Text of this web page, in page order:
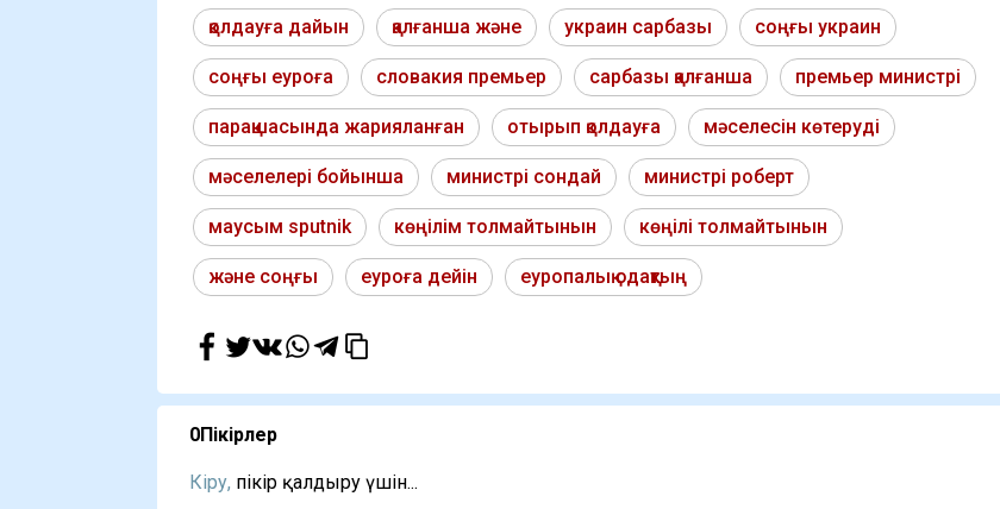
қолдауға дайын қалғанша және украин сарбазы соңғы украин
соңғы еуроға словакия премьер сарбазы қалғанша премьер министрі
парақшасында жарияланған отырып қолдауға мәселесін көтеруді
мәселелері бойынша министрі сондай министрі роберт
маусым sputnik көңілім толмайтынын көңілі толмайтынын
және соңғы еуроға дейін еуропалық одақтың
0Пікірлер
Кіру, пікір қалдыру үшін...